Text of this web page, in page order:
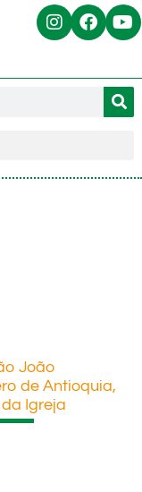
João
de Antioquia,
Igreja